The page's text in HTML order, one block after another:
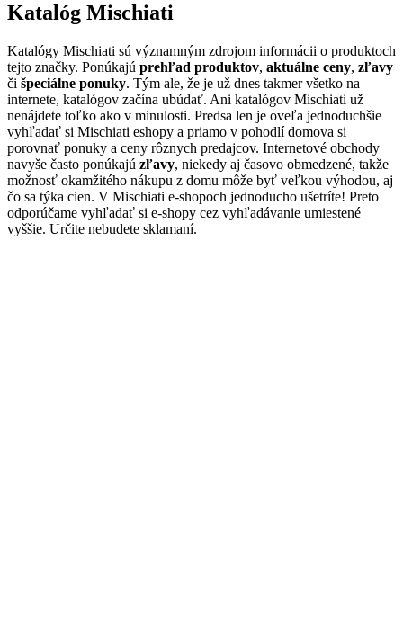
Katalóg Mischiati
Katalógy Mischiati sú významným zdrojom informácii o produktoch
tejto značky. Ponúkajú prehľad produktov, aktuálne ceny, zľavy
či špeciálne ponuky. Tým ale, že je už dnes takmer všetko na
internete, katalógov začína ubúdať. Ani katalógov Mischiati už
nenájdete toľko ako v minulosti. Predsa len je oveľa jednoduchšie
vyhľadať si Mischiati eshopy a priamo v pohodlí domova si
porovnať ponuky a ceny rôznych predajcov. Internetové obchody
navyše často ponúkajú zľavy, niekedy aj časovo obmedzené, takže
možnosť okamžitého nákupu z domu môže byť veľkou výhodou, aj
čo sa týka cien. V Mischiati e-shopoch jednoducho ušetríte! Preto
odporúčame vyhľadať si e-shopy cez vyhľadávanie umiestené
vyššie. Určite nebudete sklamaní.